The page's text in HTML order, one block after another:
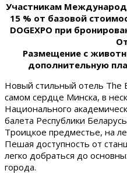
Участникам
15 % от базовой
DOGEXPO при
Размещение с
дополнительную
Новый стильный отель The
самом сердце Минска, в
Национального
балета Республики
Троицкое предместье, на
Пешая доступность от
легко добраться до
города.